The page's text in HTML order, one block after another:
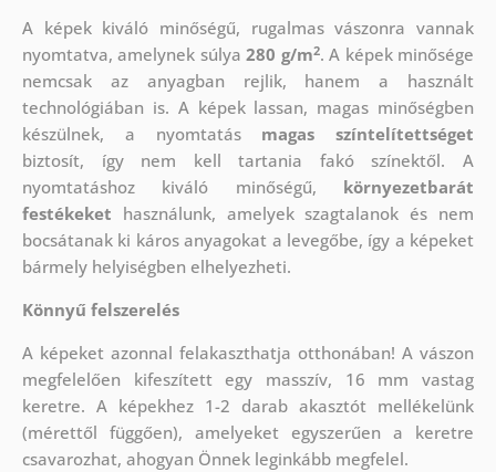
A képek kiváló minőségű, rugalmas vászonra vannak
nyomtatva, amelynek súlya280 g/m2. A képek minősége
nemcsak az anyagban rejlik, hanem a használt
technológiában is. A képek lassan, magas minőségben
készülnek, a nyomtatás magas színtelítettséget
biztosít, így nem kell tartania fakó színektől. A
nyomtatáshoz kiváló minőségű, környezetbarát
festékeket használunk, amelyek szagtalanok és nem
bocsátanak ki káros anyagokat a levegőbe, így a képeket
bármely helyiségben elhelyezheti.
Könnyű felszerelés
A képeket azonnal felakaszthatja otthonában! A vászon
megfelelően kifeszített egy masszív, 16 mm vastag
keretre. A képekhez 1-2 darab akasztót mellékelünk
(mérettől függően), amelyeket egyszerűen a keretre
csavarozhat, ahogyan Önnek leginkább megfelel.